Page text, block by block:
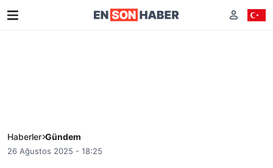
Haberler Gündem
26 Ağustos 2025 - 18:25